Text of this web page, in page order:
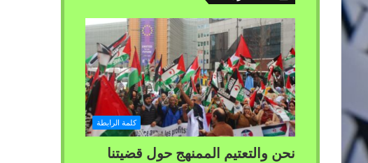
كلمة الرابطة
نحن والتعتيم الممنهج حول قضيتنا